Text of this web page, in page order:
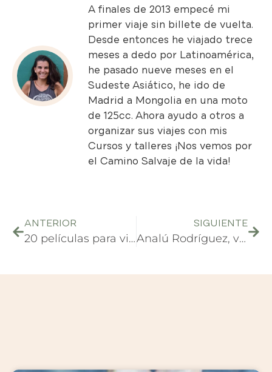
A finales de 2013 empecé mi
primer viaje sin billete de vuelta.
Desde entonces he viajado trece
meses a dedo por Latinoamérica,
he pasado nueve meses en el
Sudeste Asiático, he ido de
Madrid a Mongolia en una moto
de 125cc. Ahora ayudo a otros a
organizar sus viajes con mis
Cursos y talleres ¡Nos vemos por
el Camino Salvaje de la vida!
ANTERIOR
20 películas para viajar desde el sofá
SIGUIENTE
Analú Rodríguez, vivir como nómada digital por el mundo. Entrevista #8